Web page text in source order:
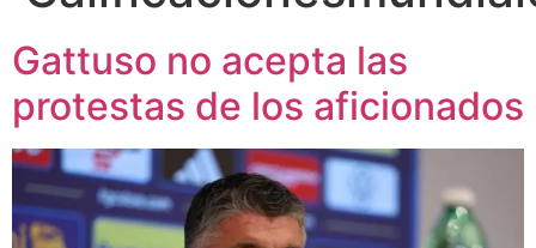
Gattuso no acepta las
protestas de los aficionados